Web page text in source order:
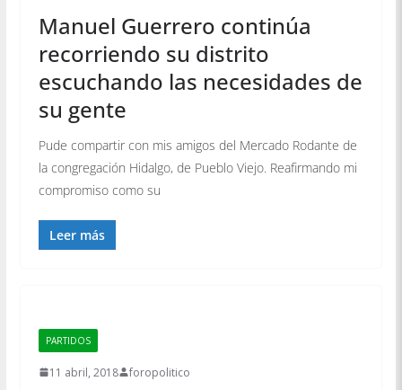
Manuel Guerrero continúa
recorriendo su distrito
escuchando las necesidades de
su gente
Pude compartir con mis amigos del Mercado Rodante de
la congregación Hidalgo, de Pueblo Viejo. Reafirmando mi
compromiso como su
Leer más
PARTIDOS
11 abril, 2018 foropolitico